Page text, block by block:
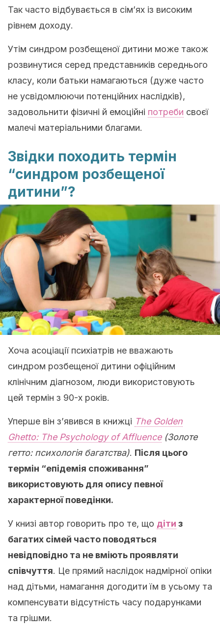
Так часто відбувається в сім’ях із високим
рівнем доходу.
Утім синдром розбещеної дитини може також
розвинутися серед представників середнього
класу, коли батьки намагаються (дуже часто
не усвідомлюючи потенційних наслідків),
задовольнити фізичні й емоційні потреби своєї
малечі матеріальними благами.
Звідки походить термін
“синдром розбещеної
дитини”?
Хоча асоціації психіатрів не вважають
синдром розбещеної дитини офіційним
клінічним діагнозом, люди використовують
цей термін з 90-х років.
Уперше він з’явився в книжці The Golden
Ghetto: The Psychology of Affluence(Золоте
гетто: психологія багатства). Після цього
термін “епідемія споживання”
використовують для опису певної
характерної поведінки.
У книзі автор говорить про те, що діти з
багатих сімей часто поводяться
невідповідно та не вміють проявляти
співчуття. Це прямий наслідок надмірної опіки
над дітьми, намагання догодити їм в усьому та
компенсувати відсутність часу подарунками
та грішми.